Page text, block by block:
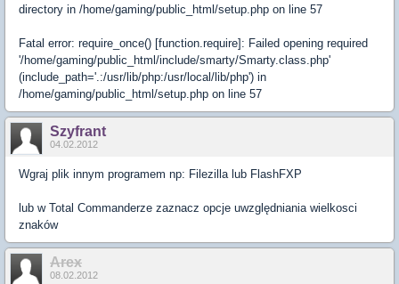
directory in /home/gaming/public_html/setup.php on line 57
Fatal error: require_once() [function.require]: Failed opening required
'/home/gaming/public_html/include/smarty/Smarty.class.php'
(include_path='.:/usr/lib/php:/usr/local/lib/php') in
/home/gaming/public_html/setup.php on line 57
Szyfrant
04.02.2012
Wgraj plik innym programem np: Filezilla lub FlashFXP
lub w Total Commanderze zaznacz opcje uwzględniania wielkosci
znaków
Arex
08.02.2012